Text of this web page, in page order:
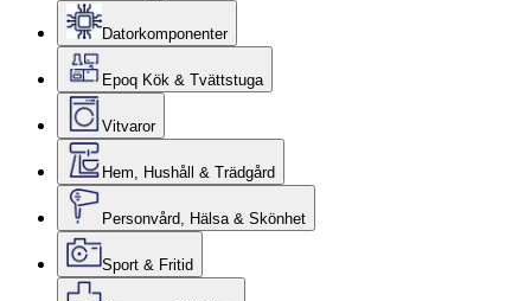
Datorkomponenter
Epoq Kök & Tvättstuga
Vitvaror
Hem, Hushåll & Trädgård
Personvård, Hälsa & Skönhet
Sport & Fritid